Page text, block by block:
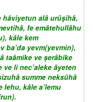
hâviyetun alâ urûşihâ,
fe emâtehullâhu
kâle kem
ba’da yevm(yevmin),
taâmike ve şerâbike
ve li nec’aleke âyeten
summe neksûhâ
lehu, kâle a’lemu